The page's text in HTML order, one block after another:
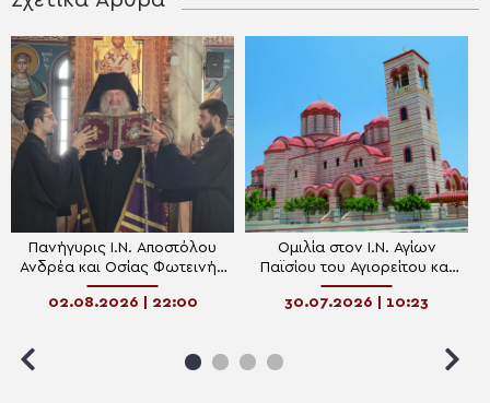
Πανήγυρις Ι.Ν. Αποστόλου
Ανδρέα και Οσίας Φωτεινής
Κολοσσίου
02.08.2026 | 22:00
Ομιλία στον Ι.Ν. Αγίων
Παϊσίου του Αγιορείτου και
Αρσενίου του Καπαδόκου
στη Λεμεσό
30.07.2026 | 10:23